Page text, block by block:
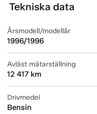
Tekniska data
Årsmodell/modellår
1996/1996
Avläst mätarställning
12 417 km
Drivmedel
Bensin